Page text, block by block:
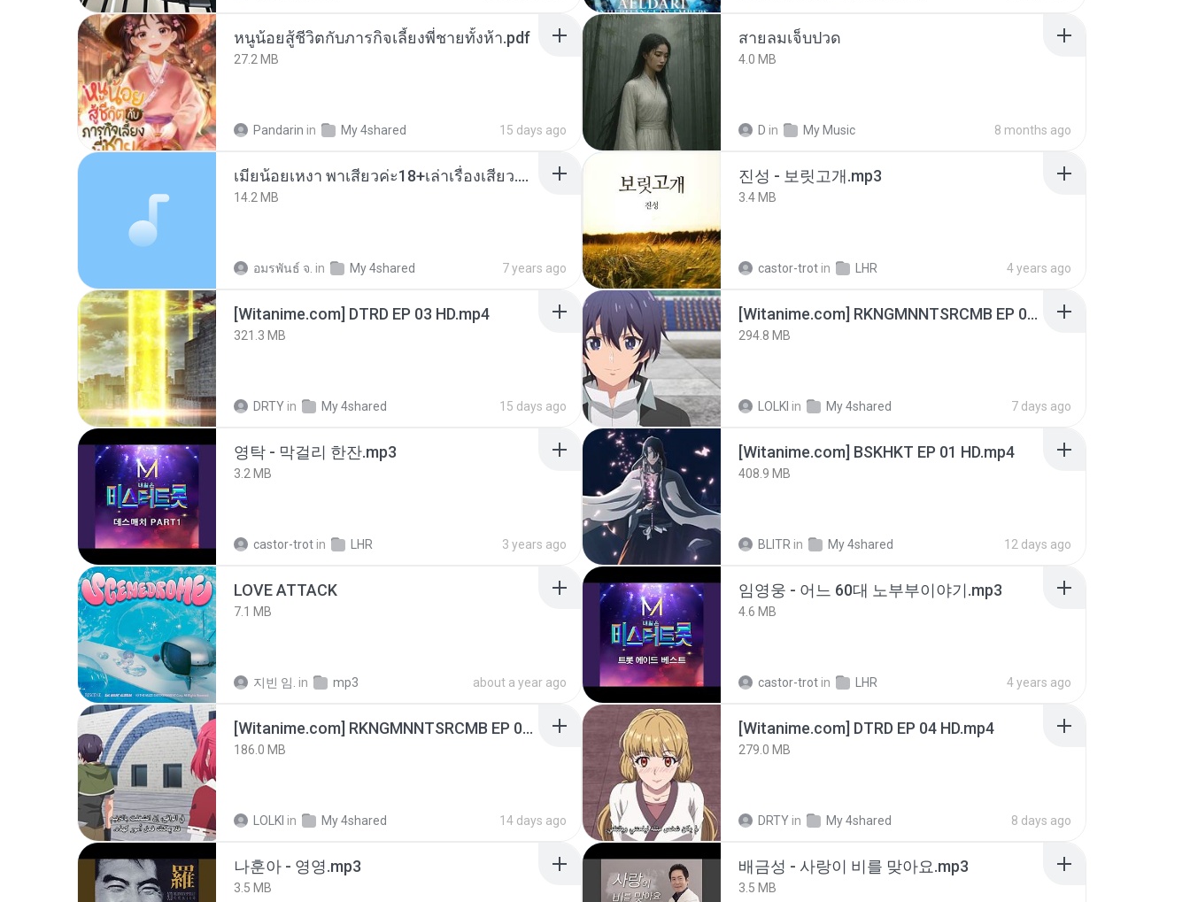
หนูน้อยสู้ชีวิตกับภารกิจเลี้ยงพี่ชายทั้งห้า.pdf
27.2 MB
Pandarin in My 4shared 15 days ago
สายลมเจ็บปวด
4.0 MB
D in My Music 8 months ago
เมียน้อยเหงา พาเสียวค่ะ18+เล่าเรื่องเสียว.mp3
14.2 MB
อมรพันธ์ จ. in My 4shared 7 years ago
진성 - 보릿고개.mp3
3.4 MB
castor-trot in LHR 4 years ago
[Witanime.com] DTRD EP 03 HD.mp4
321.3 MB
DRTY in My 4shared 15 days ago
[Witanime.com] RKNGMNNTSRCMB EP 06 HD.mp4
294.8 MB
LOLKI in My 4shared 7 days ago
영탁 - 막걸리 한잔.mp3
3.2 MB
castor-trot in LHR 3 years ago
[Witanime.com] BSKHKT EP 01 HD.mp4
408.9 MB
BLITR in My 4shared 12 days ago
LOVE ATTACK
7.1 MB
지빈 임. in mp3 about a year ago
임영웅 - 어느 60대 노부부이야기.mp3
4.6 MB
castor-trot in LHR 4 years ago
[Witanime.com] RKNGMNNTSRCMB EP 05 HD.mp4
186.0 MB
LOLKI in My 4shared 14 days ago
[Witanime.com] DTRD EP 04 HD.mp4
279.0 MB
DRTY in My 4shared 8 days ago
나훈아 - 영영.mp3
3.5 MB
배금성 - 사랑이 비를 맞아요.mp3
3.5 MB